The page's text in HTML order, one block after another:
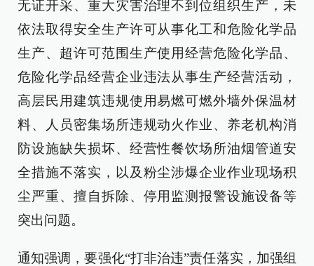
无证开采、重大灾害治理不到位组织生产，未
依法取得安全生产许可从事化工和危险化学品
生产、超许可范围生产使用经营危险化学品、
危险化学品经营企业违法从事生产经营活动，
高层民用建筑违规使用易燃可燃外墙外保温材
料、人员密集场所违规动火作业、养老机构消
防设施缺失损坏、经营性餐饮场所油烟管道安
全措施不落实，以及粉尘涉爆企业作业现场积
尘严重、擅自拆除、停用监测报警设施设备等
突出问题。
通知强调，要强化“打非治违”责任落实，加强组